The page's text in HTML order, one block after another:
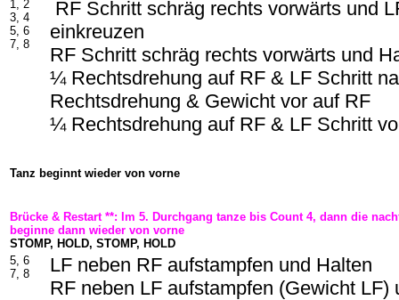
1, 2
3, 4
5, 6
7, 8
RF Schritt schräg rechts vorwärts und
einkreuzen
RF Schritt schräg rechts vorwärts und
¼ Rechtsdrehung auf RF & LF Schritt
Rechtsdrehung & Gewicht vor auf RF
¼ Rechtsdrehung auf RF & LF Schritt
Tanz beginnt wieder von vorne
Brücke & Restart **: Im 5. Durchgang tanze bis Count 4, dann die
beginne dann wieder von vorne
STOMP, HOLD, STOMP, HOLD
5, 6
7, 8
LF neben RF aufstampfen und Halten
RF neben LF aufstampfen (Gewicht LF)